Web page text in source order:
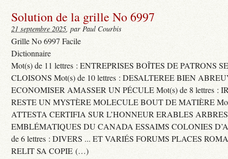
Solution de la grille No 6997
21 septembre 2025, par Paul Courbis
Grille No 6997 Facile
Dictionnaire
Mot(s) de 11 lettres : ENTREPRISES BOÎTES DE PATRONS
CLOISONS Mot(s) de 10 lettres : DESALTEREE BIEN
ECONOMISER AMASSER UN PÉCULE Mot(s) de 8 lettres :
RESTE UN MYSTÈRE MOLECULE BOUT DE MATIÈRE
ATTESTA CERTIFIA SUR L’HONNEUR ERABLES ARBRES
EMBLÉMATIQUES DU CANADA ESSAIMS COLONIES
de 6 lettres : DIVERS ... ET VARIÉS FORUMS PLACES
RELIT SA COPIE (…)